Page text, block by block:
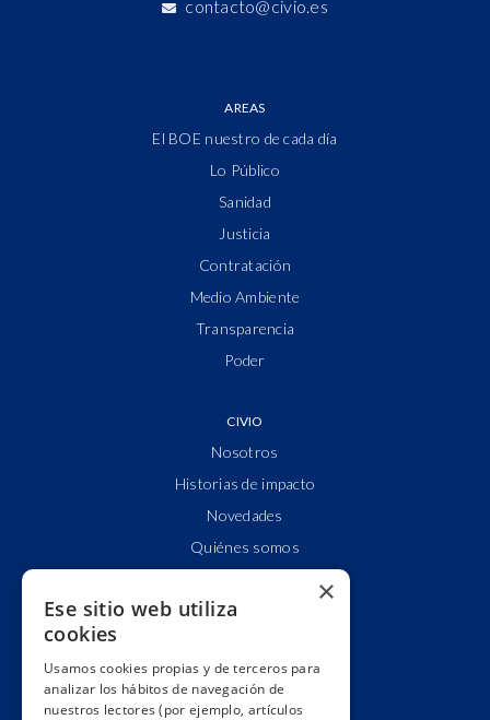
contacto@civio.es
AREAS
El BOE nuestro de cada día
Lo Público
Sanidad
Justicia
Contratación
Medio Ambiente
Transparencia
Poder
CIVIO
Nosotros
Historias de impacto
Novedades
Quiénes somos
Alianzas y redes
Impacto
Premios
×
Ese sitio web utiliza
cookies
Usamos cookies propias y de terceros para
analizar los hábitos de navegación de
nuestros lectores (por ejemplo, artículos